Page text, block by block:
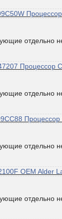
отдельно
Процессор
отдельно
отдельно
OEM Alder
отдельно